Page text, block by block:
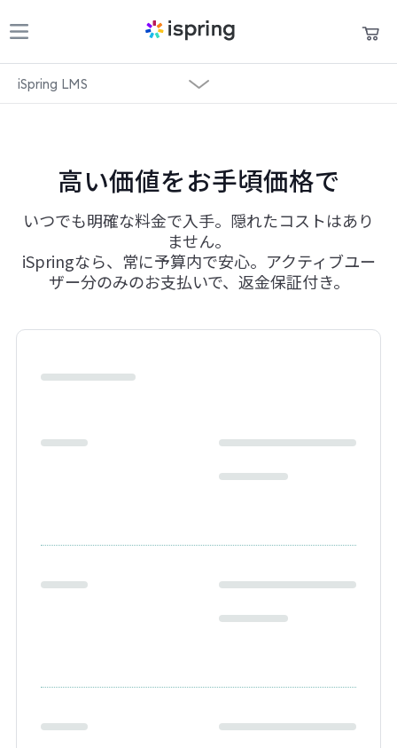
製品
お問い合わせ
言語
買い物かご
iSpring LMS
価格
ライブデモ
資料請求
高い価値をお手頃価格で
いつでも明確な料金で入手。隠れたコストはあり
ません。
iSpringなら、常に予算内で安心。アクティブユー
ザー分のみのお支払いで、返金保証付き。